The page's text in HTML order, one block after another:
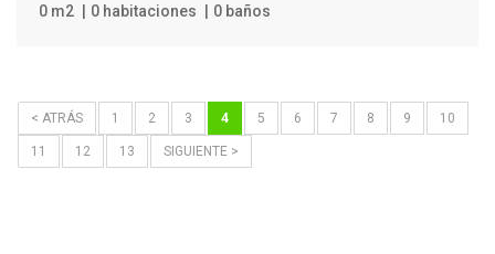
0 m2 0 habitaciones 0 baños
< ATRÁS 1 2 3 4 5 6 7 8 9 10
11 12 13 SIGUIENTE >